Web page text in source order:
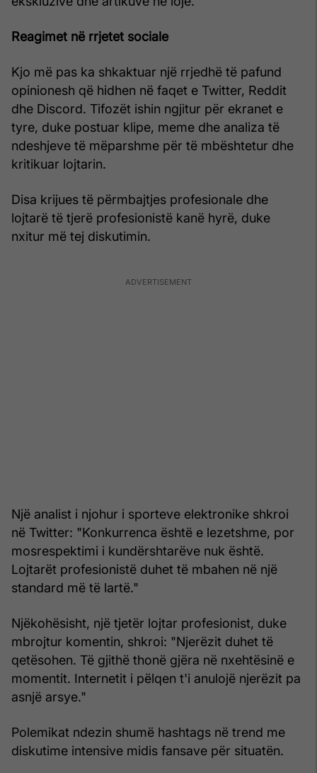
Reagimet në rrjetet sociale
Kjo më pas ka shkaktuar një rrjedhë të pafund
opinionesh që hidhen në faqet e Twitter, Reddit
dhe Discord. Tifozët ishin ngjitur për ekranet e
tyre, duke postuar klipe, meme dhe analiza të
ndeshjeve të mëparshme për të mbështetur dhe
kritikuar lojtarin.
Disa krijues të përmbajtjes profesionale dhe
lojtarë të tjerë profesionistë kanë hyrë, duke
nxitur më tej diskutimin.
Një analist i njohur i sporteve elektronike shkroi
në Twitter: "Konkurrenca është e lezetshme, por
mosrespektimi i kundërshtarëve nuk është.
Lojtarët profesionistë duhet të mbahen në një
standard më të lartë."
Njëkohësisht, një tjetër lojtar profesionist, duke
mbrojtur komentin, shkroi: "Njerëzit duhet të
qetësohen. Të gjithë thonë gjëra në nxehtësinë e
momentit. Internetit i pëlqen t'i anulojë njerëzit pa
asnjë arsye."
Polemikat ndezin shumë hashtags në trend me
diskutime intensive midis fansave për situatën.